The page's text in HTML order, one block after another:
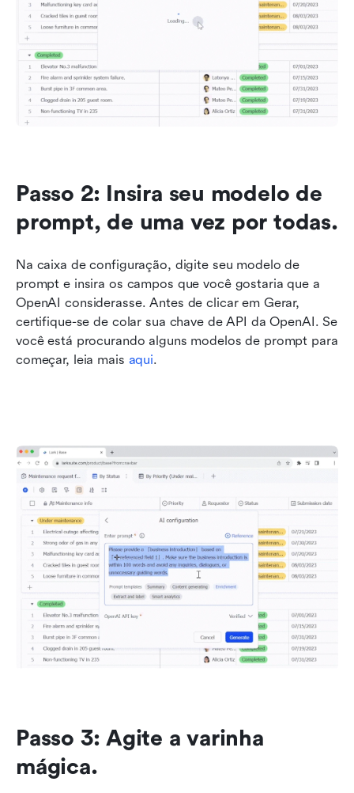
Passo 2: Insira seu modelo de
prompt, de uma vez por todas.
Na caixa de configuração, digite seu modelo de
prompt e insira os campos que você gostaria que a
OpenAI considerasse. Antes de clicar em Gerar,
certifique-se de colar sua chave de API da OpenAI. Se
você está procurando alguns modelos de prompt para
começar, leia mais aqui.
Passo 3: Agite a varinha
mágica.